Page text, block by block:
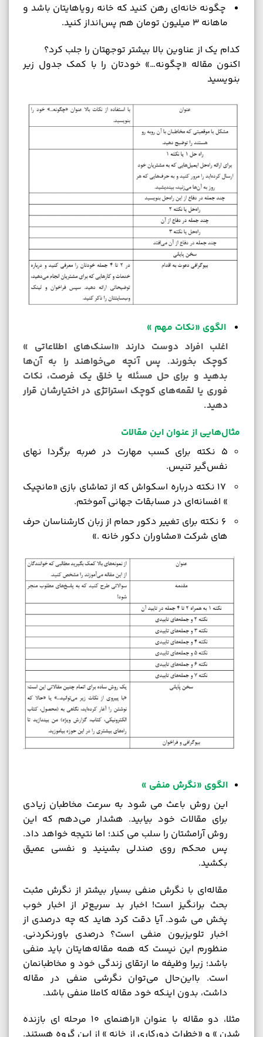
چگونه خانه‌ای رهن کنید که خانه رویاهایتان باشد و
ماهانه 3 میلیون تومان هم پس‌انداز کنید.
کدام یک از عناوین بالا بیشتر توجهتان را جلب کرد؟
اکنون مقاله «چگونه…» خودتان را با کمک جدول زیر
بنویسید
الگوی «نکات مهم »
اغلب افراد دوست دارند «اسنک‌های اطلاعاتی »
کوچک بخورند. پس آنچه می‌خواهند را به آن‌ها
بدهید و برای حل مسئله یا خلق یک فرصت، نکات
فوری یا لقمه‌های کوچک استراتژی در اختیارشان قرار
دهید.
مثال‌هایی از عنوان این مقالات
5 نکته برای کسب مهارت در ضربه برگردا نهای
نفس‌گیر تنیس.
17 نکته درباره اسکواش که از تماشای بازی «مانچیک
» افسانه‌ای در مسابقات جهانی آموختم.
6 نکته برای تغییر دکور حمام از زبان کارشناسان حرف
های شرکت «مشاوران دکور خانه .»
الگوی «نگرش منفی »
این روش باعث می شود به سرعت مخاطبان زیادی
برای مقالات خود بیابید. هشدار می‌دهم که این
روش آرامشتان را سلب می کند؛ اما نتیجه خواهد داد.
پس محکم روی صندلی بشینید و نفسی عمیق
بکشید.
مقاله‌ای با نگرش منفی بسیار بیشتر از نگرش مثبت
بحث برانگیز است! اخبار بد سریع‌تر از اخبار خوب
پخش می شود. آیا دقت کرد هاید که چه درصدی از
اخبار تلویزیون منفی است؟ درصدی باورنکردنی.
منظورم این نیست که همه مقاله‌هایتان باید منفی
باشد؛ زیرا وظیفه ما ارتقای زندگی خود و مخاطبانمان
است. بااین‌حال می‌توان نگرشی منفی در مقاله
داشت، بدون اینکه خود مقاله کاملا منفی باشد.
مثلا، دو مقاله با عنوان «راهنمای 10 مرحله ای بازنده